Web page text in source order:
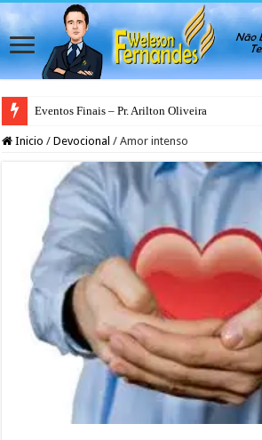
Eventos Finais – Pr. Arilton Oliveira
Inicio / Devocional / Amor intenso